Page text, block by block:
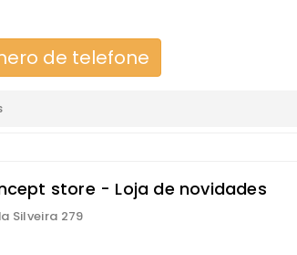
de telefone
store - Loja de novidades
Silveira 279